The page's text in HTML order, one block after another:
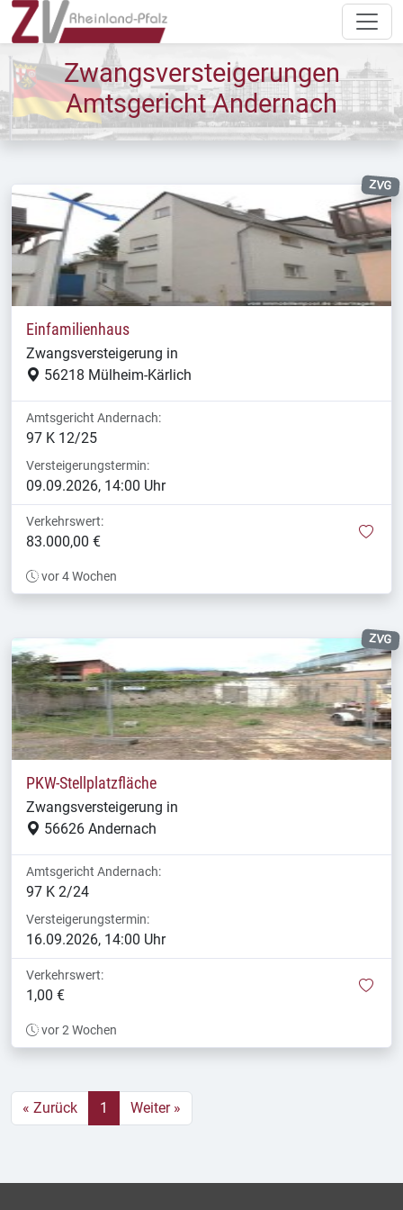
Zwangsversteigerungen
Amtsgericht Andernach
ZVG
Einfamilienhaus
Zwangsversteigerung in
56218 Mülheim-Kärlich
Amtsgericht Andernach:
97 K 12/25
Versteigerungstermin:
09.09.2026, 14:00 Uhr
Verkehrswert:
83.000,00 €
vor 4 Wochen
ZVG
PKW-Stellplatzfläche
Zwangsversteigerung in
56626 Andernach
Amtsgericht Andernach:
97 K 2/24
Versteigerungstermin:
16.09.2026, 14:00 Uhr
Verkehrswert:
1,00 €
vor 2 Wochen
« Zurück 1 Weiter »